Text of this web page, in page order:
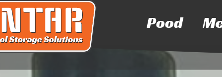
Pood